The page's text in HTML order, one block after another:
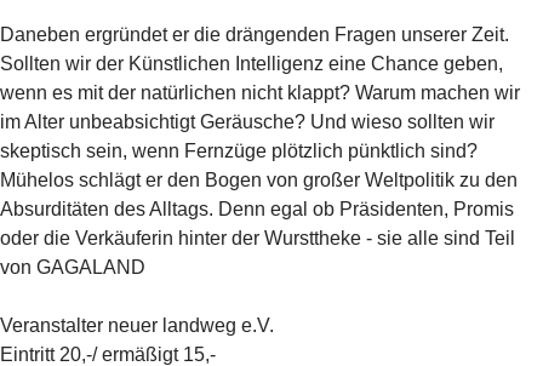
Daneben ergründet er die drängenden Fragen unserer Zeit.
Sollten wir der Künstlichen Intelligenz eine Chance geben,
wenn es mit der natürlichen nicht klappt? Warum machen wir
im Alter unbeabsichtigt Geräusche? Und wieso sollten wir
skeptisch sein, wenn Fernzüge plötzlich pünktlich sind?
Mühelos schlägt er den Bogen von großer Weltpolitik zu den
Absurditäten des Alltags. Denn egal ob Präsidenten, Promis
oder die Verkäuferin hinter der Wursttheke - sie alle sind Teil
von GAGALAND
Veranstalter neuer landweg e.V.
Eintritt 20,-/ ermäßigt 15,-